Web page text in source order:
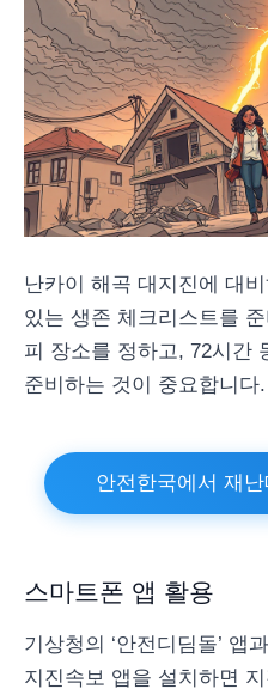
난카이 해곡 대지진에 대
있는 생존 체크리스트를
피 장소를 정하고, 72시간
준비하는 것이 중요합니다.
안전한국에서 재난
스마트폰 앱 활용
기상청의 ‘안전디딤돌’ 앱
지진속보 앱을 설치하면